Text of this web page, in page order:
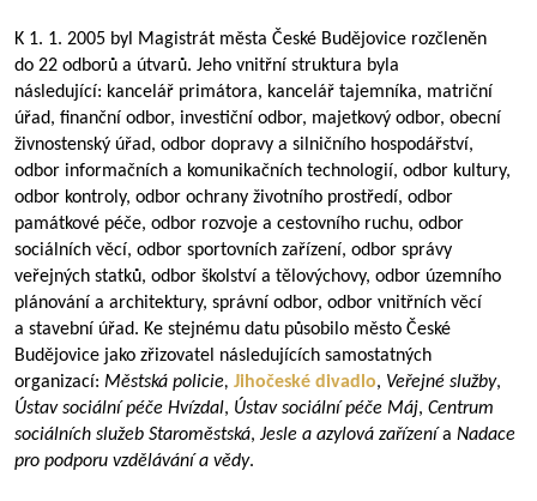
K 1. 1. 2005 byl Magistrát města České Budějovice rozčleněn
do 22 odborů a útvarů. Jeho vnitřní struktura byla
následující: kancelář primátora, kancelář tajemníka, matriční
úřad, finanční odbor, investiční odbor, majetkový odbor, obecní
živnostenský úřad, odbor dopravy a silničního hospodářství,
odbor informačních a komunikačních technologií, odbor kultury,
odbor kontroly, odbor ochrany životního prostředí, odbor
památkové péče, odbor rozvoje a cestovního ruchu, odbor
sociálních věcí, odbor sportovních zařízení, odbor správy
veřejných statků, odbor školství a tělovýchovy, odbor územního
plánování a architektury, správní odbor, odbor vnitřních věcí
a stavební úřad. Ke stejnému datu působilo město České
Budějovice jako zřizovatel následujících samostatných
organizací: Městská policie, Jihočeské divadlo, Veřejné služby,
Ústav sociální péče Hvízdal, Ústav sociální péče Máj, Centrum
sociálních služeb Staroměstská, Jesle a azylová zařízenía Nadace
pro podporu vzdělávání a vědy.